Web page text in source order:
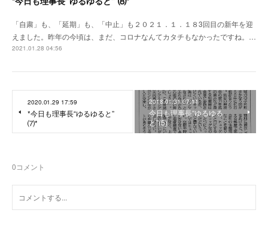
「自粛」も、「延期」も、「中止」も２０２１．１．１８3回目の新年を迎
えました。昨年の今頃は、まだ、コロナなんてカタチもなかったですね。…
2021.01.28 04:56
2020.01.29 17:59
*今日も理事長“ゆるゆると”
⑺*
2018.01.31 07:11
今日も理事長“ゆるゆる
と”(5)
0コメント